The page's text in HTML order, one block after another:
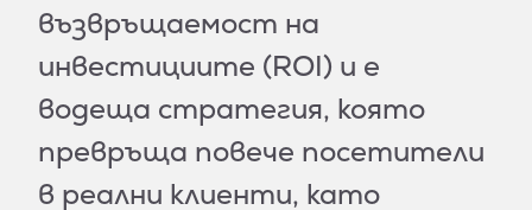
възвръщаемост на
инвестициите (ROI) и е
водеща стратегия, която
превръща повече посетители
в реални клиенти, като